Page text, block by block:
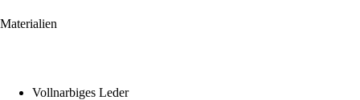
Materialien
Vollnarbiges Leder